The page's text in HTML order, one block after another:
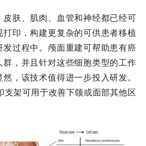
皮肤、肌肉、血管和神经都已经可
打印，构建更复杂的可供患者移植
发过程中。颅面重建可帮助患有癌
群，并且针对这些细胞类型的工作
，该技术值得进一步投入研发。
支架可用于改善下颌或面部其他区